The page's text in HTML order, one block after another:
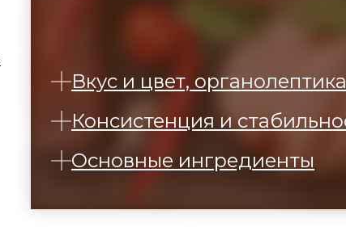
Вкус и цвет, органолептика
Консистенция и
Основные ингредиенты